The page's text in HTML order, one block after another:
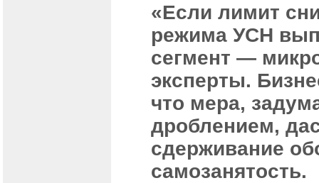
«Если лимит
режима УСН
сегмент —
эксперты.
что мера,
дроблением,
сдерживание
самозанятость.